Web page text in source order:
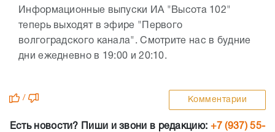
Информационные выпуски ИА "Высота 102"
теперь выходят в эфире "Первого
волгоградского канала". Смотрите нас в будние
дни ежедневно в 19:00 и 20:10.
/ Комментарии
Есть новости? Пиши и звони в редакцию: +7 (937) 55-